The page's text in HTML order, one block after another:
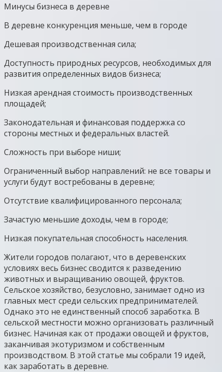
Минусы бизнеса в деревне
В деревне конкуренция меньше, чем в городе
Дешевая производственная сила;
Доступность природных ресурсов, необходимых для
развития определенных видов бизнеса;
Низкая арендная стоимость производственных
площадей;
Законодательная и финансовая поддержка со
стороны местных и федеральных властей.
Сложность при выборе ниши;
Ограниченный выбор направлений: не все товары и
услуги будут востребованы в деревне;
Отсутствие квалифицированного персонала;
Зачастую меньшие доходы, чем в городе;
Низкая покупательная способность населения.
Жители городов полагают, что в деревенских
условиях весь бизнес сводится к разведению
животных и выращиванию овощей, фруктов.
Сельское хозяйство, безусловно, занимает одно из
главных мест среди сельских предпринимателей.
Однако это не единственный способ заработка. В
сельской местности можно организовать различный
бизнес. Начиная как от продажи овощей и фруктов,
заканчивая экотуризмом и собственным
производством. В этой статье мы собрали 19 идей,
как заработать в деревне.